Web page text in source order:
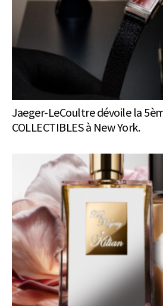
Jaeger-LeCoultre dévoile la
COLLECTIBLES à New York.